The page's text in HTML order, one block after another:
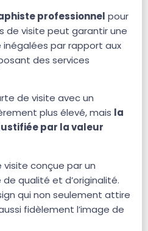
professionnel pour
de visite peut garantir une
par rapport aux
des services
de visite avec un
plus élevé, mais la
par la valeur
conçue par un
qualité et d’originalité.
qui non seulement attire
fidèlement l’image de